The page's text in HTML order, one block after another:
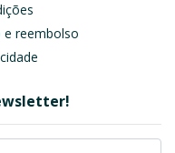
e reembolso